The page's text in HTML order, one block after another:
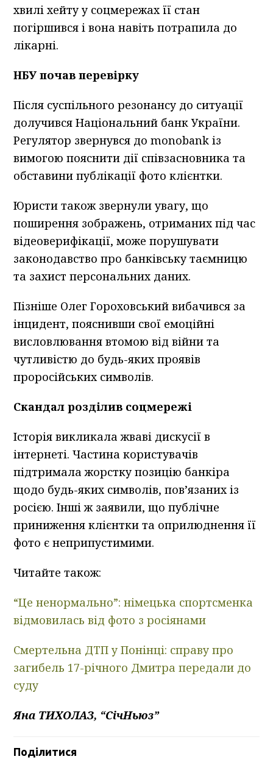
хвилі хейту у соцмережах її стан
погіршився і вона навіть потрапила до
лікарні.
НБУ почав перевірку
Після суспільного резонансу до ситуації
долучився Національний банк України.
Регулятор звернувся до monobank із
вимогою пояснити дії співзасновника та
обставини публікації фото клієнтки.
Юристи також звернули увагу, що
поширення зображень, отриманих під час
відеоверифікації, може порушувати
законодавство про банківську таємницю
та захист персональних даних.
Пізніше Олег Гороховський вибачився за
інцидент, пояснивши свої емоційні
висловлювання втомою від війни та
чутливістю до будь-яких проявів
проросійських символів.
Скандал розділив соцмережі
Історія викликала жваві дискусії в
інтернеті. Частина користувачів
підтримала жорстку позицію банкіра
щодо будь-яких символів, пов’язаних із
росією. Інші ж заявили, що публічне
приниження клієнтки та оприлюднення її
фото є неприпустимими.
Читайте також:
“Це ненормально”: німецька спортсменка
відмовилась від фото з росіянами
Смертельна ДТП у Понінці: справу про
загибель 17-річного Дмитра передали до
суду
Яна ТИХОЛАЗ, “СічНьюз”
Поділитися